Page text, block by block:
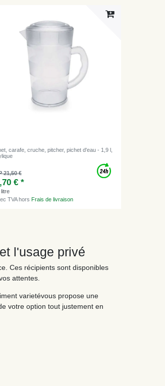
carafe, cruche, pitcher, pichet d'eau - 1,9 l,
21,50 €
€ *
litre
TVAhorsFrais de livraison
l'usage privé
Ces récipients sont disponibles
attentes.
varietévous propose une
votre option tout justement en